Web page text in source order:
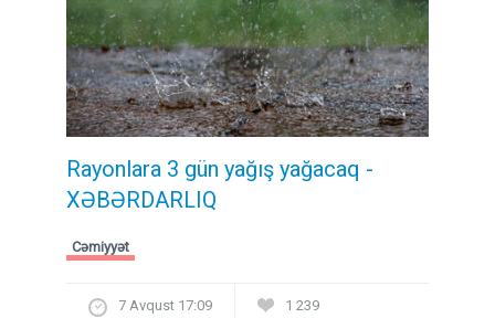
Rayonlara 3 gün yağış yağacaq -
XƏBƏRDARLIQ
Cəmiyyət
7 Avqust 17:09 1 239